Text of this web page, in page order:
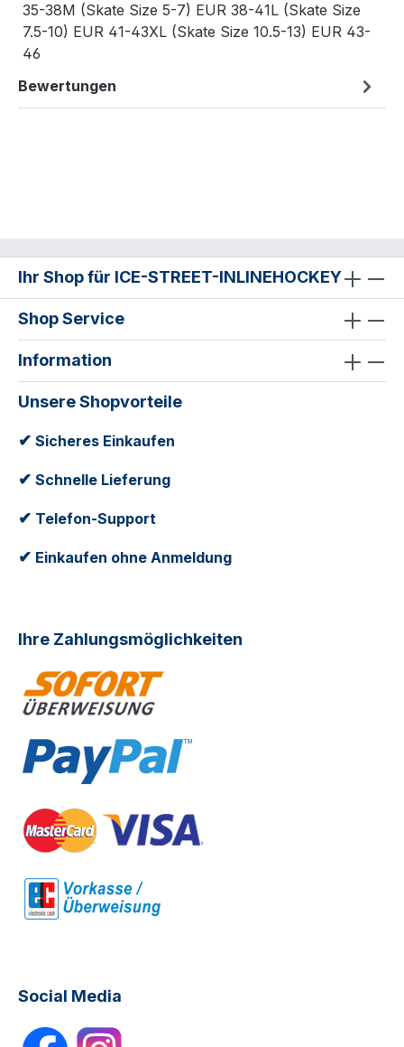
35-38M (Skate Size 5-7) EUR 38-41L (Skate Size
7.5-10) EUR 41-43XL (Skate Size 10.5-13) EUR 43-
46
Bewertungen
Ihr Shop für ICE-STREET-INLINEHOCKEY
Shop Service
Information
Unsere Shopvorteile
✔ Sicheres Einkaufen
✔ Schnelle Lieferung
✔ Telefon-Support
✔ Einkaufen ohne Anmeldung
Ihre Zahlungsmöglichkeiten
Social Media